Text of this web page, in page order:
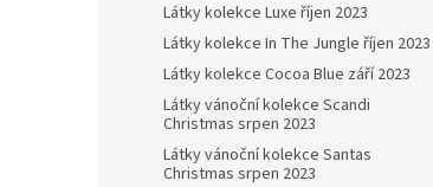
Látky kolekce Luxe říjen 2023
Látky kolekce In The Jungle říjen 2023
Látky kolekce Cocoa Blue září 2023
Látky vánoční kolekce Scandi
Christmas srpen 2023
Látky vánoční kolekce Santas
Christmas srpen 2023